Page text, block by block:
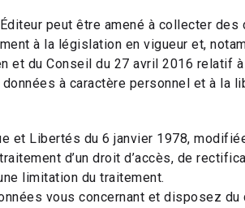
peut être amené à collecter des
à la législation en vigueur et,
et du Conseil du 27 avril 2016 relatif
à caractère personnel et à la
et Libertés du 6 janvier 1978,
d’un droit d’accès, de
limitation du traitement.
vous concernant et disposez